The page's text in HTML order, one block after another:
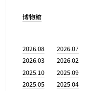
博物館
2026.08 2026.07
2026.03
2026.02
2025.10
2025.09
2025.05
2025.04